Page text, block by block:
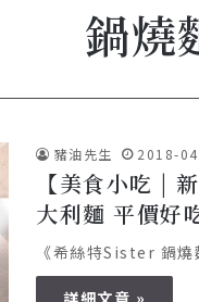
鍋燒
豬油先生 2018-
【美食小吃 |
大利麵 平價好
《希絲特Sister 鍋
詳細文章 »